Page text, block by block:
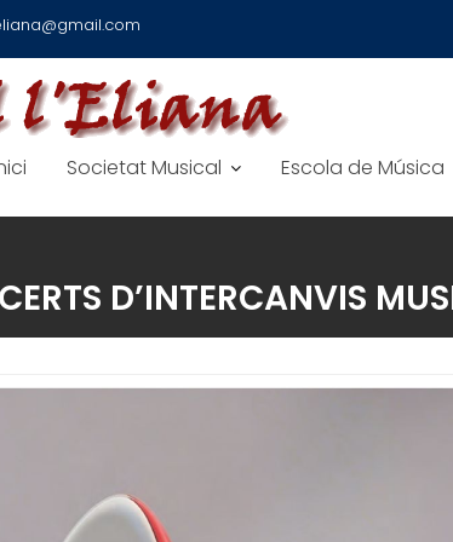
Societat Musical Escola de Música
D’INTERCANVIS